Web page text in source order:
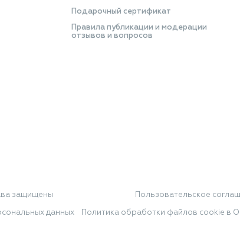
Подарочный сертификат
Правила публикации и модерации
отзывов и вопросов
защищены Пользовательское
данных Политика обработки файлов cookie в